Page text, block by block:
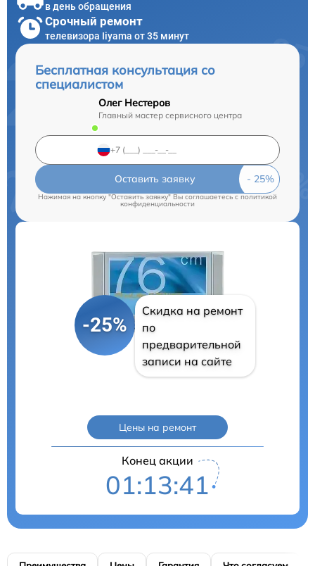
в день обращения
Срочный ремонт
телевизора Iiyama от 35 минут
Бесплатная консультация со
специалистом
Олег Нестеров
Главный мастер сервисного центра
Оставить заявку
Нажимая на кнопку "Оставить заявку" Вы соглашаетесь cполитикой
конфиденциальности
-25%
Скидка на ремонт
по
предварительной
записи на сайте
Цены на ремонт
Конец акции
01:13:40